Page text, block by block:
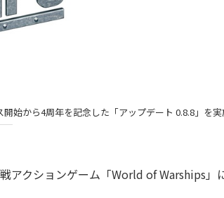
始から4周年を記念した「アップデート 0.8.8」を実
アクションゲーム「World of Warships」